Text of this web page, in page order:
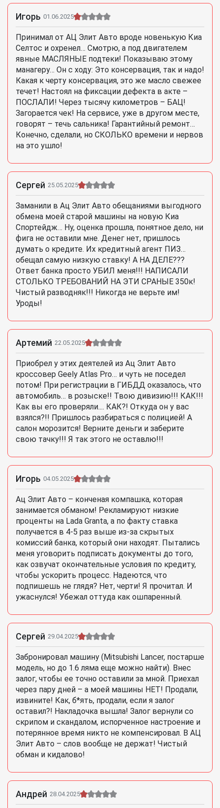
Игорь 01.06.2025
Принимал от АЦ Элит Авто вроде новенькую Киа
Селтос и охренел… Смотрю, а под двигателем
явные МАСЛЯНЫЕ подтеки! Показываю этому
манагеру… Он с ходу: Это консервация, так и надо!
Какая к черту консервация, это же масло свежее
течет! Настоял на фиксации дефекта в акте –
ПОСЛАЛИ! Через тысячу километров – БАЦ!
Загорается чек! На сервисе, уже в другом месте,
говорят – течь сальника! Гарантийный ремонт…
Конечно, сделали, но СКОЛЬКО времени и нервов
на это ушло!
Сергей 25.05.2025
Заманили в Ац Элит Авто обещаниями выгодного
обмена моей старой машины на новую Киа
Спортейдж… Ну, оценка прошла, понятное дело, ни
фига не оставили мне. Денег нет, пришлось
думать о кредите. Их кредитный агент ПИЗ…
обещал самую низкую ставку! А НА ДЕЛЕ???
Ответ банка просто УБИЛ меня!!! НАПИСАЛИ
СТОЛЬКО ТРЕБОВАНИЙ НА ЭТИ СРАНЫЕ 350к!
Чистый разводняк!!! Никогда не верьте им!
Уроды!
Артемий 22.05.2025
Приобрел у этих деятелей из Ац Элит Авто
кроссовер Geely Atlas Pro… и чуть не поседел
потом! При регистрации в ГИБДД оказалось, что
автомобиль… в розыске!! Твою дивизию!!! КАК!!!
Как вы его проверяли.... КАК?! Откуда он у вас
взялся?!! Пришлось разбираться с полицией! А
салон морозится! Верните деньги и заберите
свою тачку!!! Я так этого не оставлю!!!
Игорь 04.05.2025
Ац Элит Авто – конченая компашка, которая
занимается обманом! Рекламируют низкие
проценты на Lada Granta, а по факту ставка
получается в 4-5 раз выше из-за скрытых
комиссий банка, который они находят. Пытались
меня уговорить подписать документы до того,
как озвучат окончательные условия по кредиту,
чтобы ускорить процесс. Надеются, что
подпишешь не глядя? Нет, черти! Я прочитал. И
ужаснулся! Убежал оттуда как ошпаренный.
Сергей 29.04.2025
Забронировал машину (Mitsubishi Lancer, постарше
модель, но до 1.6 ляма еще можно найти). Внес
залог, чтобы ее точно оставили за мной. Приехал
через пару дней – а моей машины НЕТ! Продали,
извините! Как, б*ять, продали, если я залог
оставил?! Накладочка вышла! Залог вернули со
скрипом и скандалом, испорченное настроение и
потерянное время никто не компенсировал. В АЦ
Элит Авто – слов вообще не держат! Чистый
обман и кидалово!
Андрей 28.04.2025